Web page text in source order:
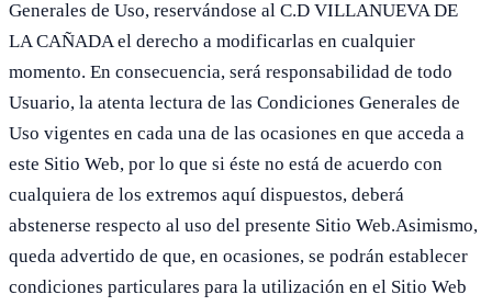
Generales de Uso, reservándose al C.D VILLANUEVA DE
LA CAÑADA el derecho a modificarlas en cualquier
momento. En consecuencia, será responsabilidad de todo
Usuario, la atenta lectura de las Condiciones Generales de
Uso vigentes en cada una de las ocasiones en que acceda a
este Sitio Web, por lo que si éste no está de acuerdo con
cualquiera de los extremos aquí dispuestos, deberá
abstenerse respecto al uso del presente Sitio Web.Asimismo,
queda advertido de que, en ocasiones, se podrán establecer
condiciones particulares para la utilización en el Sitio Web